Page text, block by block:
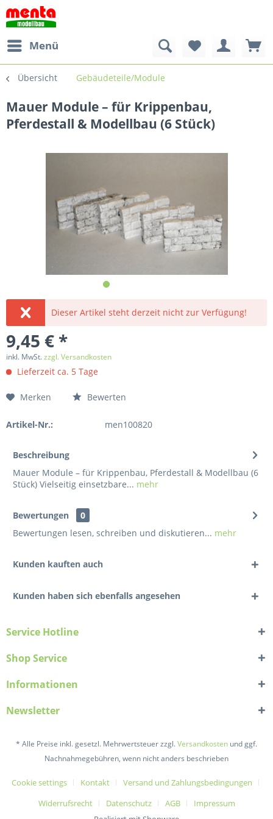
Menü
Übersicht Gebäudeteile/Module
Mauer Module – für Krippenbau,
Pferdestall & Modellbau (6 Stück)
Dieser Artikel steht derzeit nicht zur Verfügung!
9,45 € *
inkl. MwSt.zzgl. Versandkosten
Lieferzeit ca. 5 Tage
Merken Bewerten
Artikel-Nr.: men100820
Beschreibung
Mauer Module – für Krippenbau, Pferdestall & Modellbau (6
Stück) Vielseitig einsetzbare... mehr
Bewertungen
0
Bewertungen lesen, schreiben und diskutieren... mehr
Kunden kauften auch
Kunden haben sich ebenfalls angesehen
Service Hotline
Shop Service
Informationen
Newsletter
* Alle Preise inkl. gesetzl. Mehrwertsteuer zzgl.Versandkosten und ggf.
Nachnahmegebühren, wenn nicht anders beschrieben
Cookie settings Kontakt
Versand und Zahlungsbedingungen
Widerrufsrecht
Datenschutz AGB
Impressum